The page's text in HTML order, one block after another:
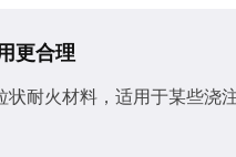
更合理
耐火材料，适用于某些浇